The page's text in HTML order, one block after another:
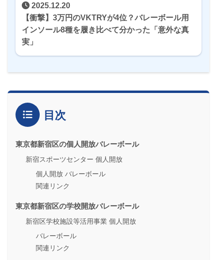
2025.12.20
【衝撃】3万円のVKTRYが4位？バレーボール用
インソール8種を履き比べて分かった「意外な真
実」
目次
東京都新宿区の個人開放バレーボール
新宿スポーツセンター 個人開放
個人開放 バレーボール
関連リンク
東京都新宿区の学校開放バレーボール
新宿区学校施設等活用事業 個人開放
バレーボール
関連リンク